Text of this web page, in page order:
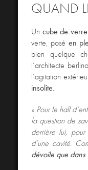
QUAND
Un cube de verre
verte, posé en
bien quelque
l’architecte
l’agitation
insolite.
« Pour le hall
la question de
derrière lui,
d’une cavité.
dévoile que